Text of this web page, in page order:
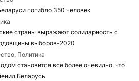
погибло 350 человек
страны выражают солидарность с
выборов-2020
Политика
становится все более очевидно, что
Беларусь